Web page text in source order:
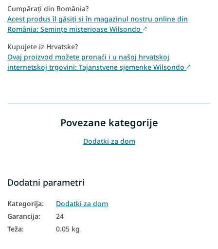
Cumpărați din România?
Acest produs îl găsiți și în magazinul nostru online din
România: Semințe misterioase Wilsondo ↗
Kupujete iz Hrvatske?
Ovaj proizvod možete pronaći i u našoj hrvatskoj
internetskoj trgovini: Tajanstvene sjemenke Wilsondo ↗
Povezane kategorije
Dodatki za dom
Dodatni parametri
Kategorija:
Dodatki za dom
Garancija:
24
Teža: 0.05 kg